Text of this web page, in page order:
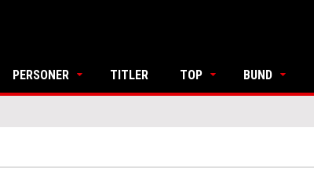
PERSONER TITLER TOP BUND